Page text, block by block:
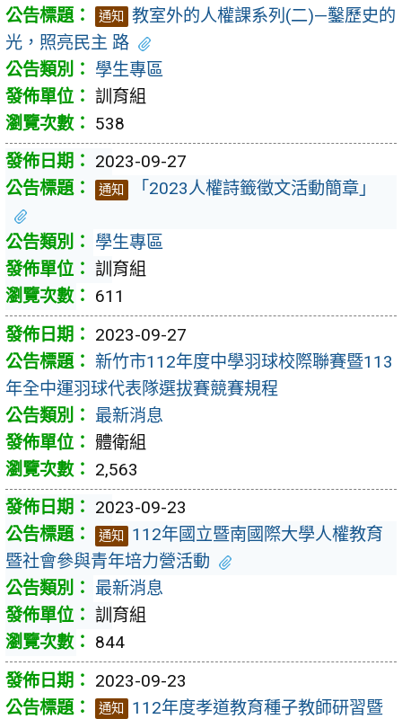
通知
教室外的人權課系列(二)—鑿歷史的
光，照亮民主 路
學生專區
訓育組
538
2023-09-27
通知 「2023人權詩籤徵文活動簡章」
學生專區
訓育組
611
2023-09-27
新竹市112年度中學羽球校際聯賽暨113
年全中運羽球代表隊選拔賽競賽規程
最新消息
體衛組
2,563
2023-09-23
通知
112年國立暨南國際大學人權教育
暨社會參與青年培力營活動
最新消息
訓育組
844
2023-09-23
通知
112年度孝道教育種子教師研習暨